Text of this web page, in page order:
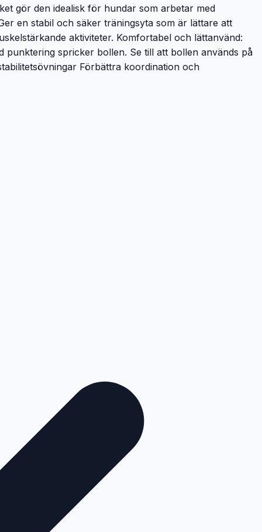
gör den idealisk för hundar som arbetar med
en stabil och säker träningsyta som är lättare att
aktiviteter. Komfortabel och lättanvänd:
punktering spricker bollen. Se till att bollen används på
Förbättra koordination och